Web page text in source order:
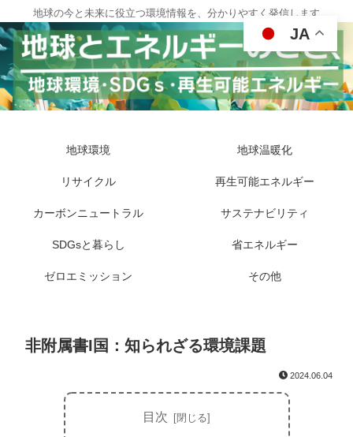
地球の今と未来に役立つ環境情報を、分かりやすく発信します
地球環境 地球温暖化
リサイクル 再生可能エネルギー
カーボンニュートラル サステナビリティ
SDGsと暮らし 省エネルギー
ゼロエミッション その他
非附属書I国：知られざる環境課題
2024.06.04
目次
JA